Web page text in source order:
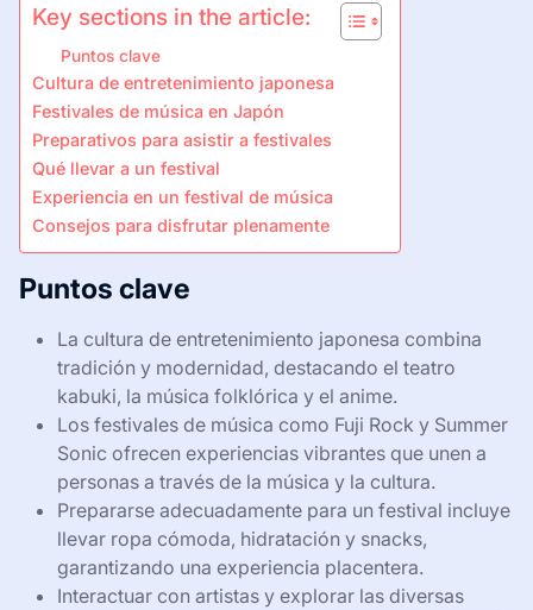
Key sections in the article:
Puntos clave
Cultura de entretenimiento japonesa
Festivales de música en Japón
Preparativos para asistir a festivales
Qué llevar a un festival
Experiencia en un festival de música
Consejos para disfrutar plenamente
Puntos clave
La cultura de entretenimiento japonesa combina
tradición y modernidad, destacando el teatro
kabuki, la música folklórica y el anime.
Los festivales de música como Fuji Rock y Summer
Sonic ofrecen experiencias vibrantes que unen a
personas a través de la música y la cultura.
Prepararse adecuadamente para un festival incluye
llevar ropa cómoda, hidratación y snacks,
garantizando una experiencia placentera.
Interactuar con artistas y explorar las diversas